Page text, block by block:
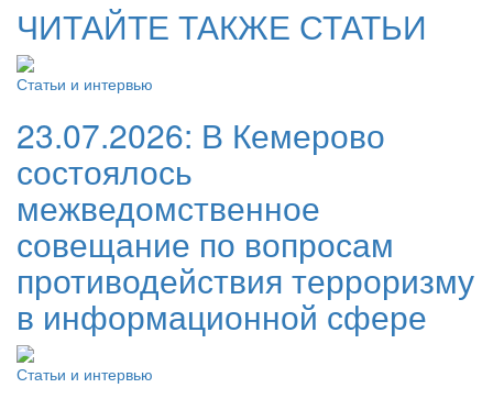
ЧИТАЙТЕ ТАКЖЕ СТАТЬИ
Статьи и интервью
23.07.2026: В Кемерово
состоялось
межведомственное
совещание по вопросам
противодействия терроризму
в информационной сфере
Статьи и интервью